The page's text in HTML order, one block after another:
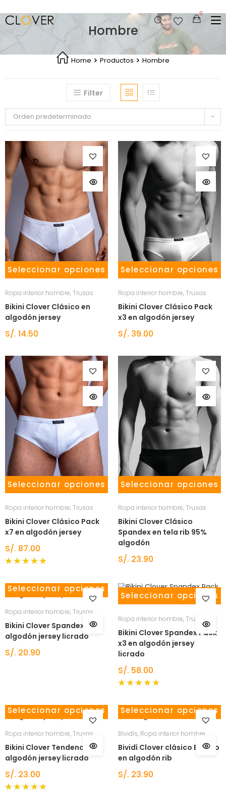
Hombre
Home Productos Hombre
Filter
Orden predeterminado
Seleccionar opciones
Ropa interior hombre, Trusas
Bikini Clover Clásico en
algodón jersey
S/. 14.50
Seleccionar opciones
Ropa interior hombre, Trusas
Bikini Clover Clásico Pack
x3 en algodón jersey
S/. 39.00
Seleccionar opciones
Ropa interior hombre, Trusas
Bikini Clover Clásico Pack
x7 en algodón jersey
S/. 87.00
de 5
Seleccionar opciones
Ropa interior hombre, Trusas
Bikini Clover Clásico
Spandex en tela rib 95%
algodón
S/. 23.90
Seleccionar opciones
Ropa interior hombre, Trusas
Bikini Clover Spandex en
algodón jersey licrado
S/. 20.90
Seleccionar opciones
Ropa interior hombre, Trusas
Bikini Clover Spandex Pack
x3 en algodón jersey
licrado
S/. 58.00
de 5
Seleccionar opciones
Ropa interior hombre, Trusas
Bikini Clover Tendencia en
algodón jersey licrado
S/. 23.00
Seleccionar opciones
Bividís, Ropa interior hombre
Bividí Clover clásico Blanco
en algodón rib
S/. 23.90